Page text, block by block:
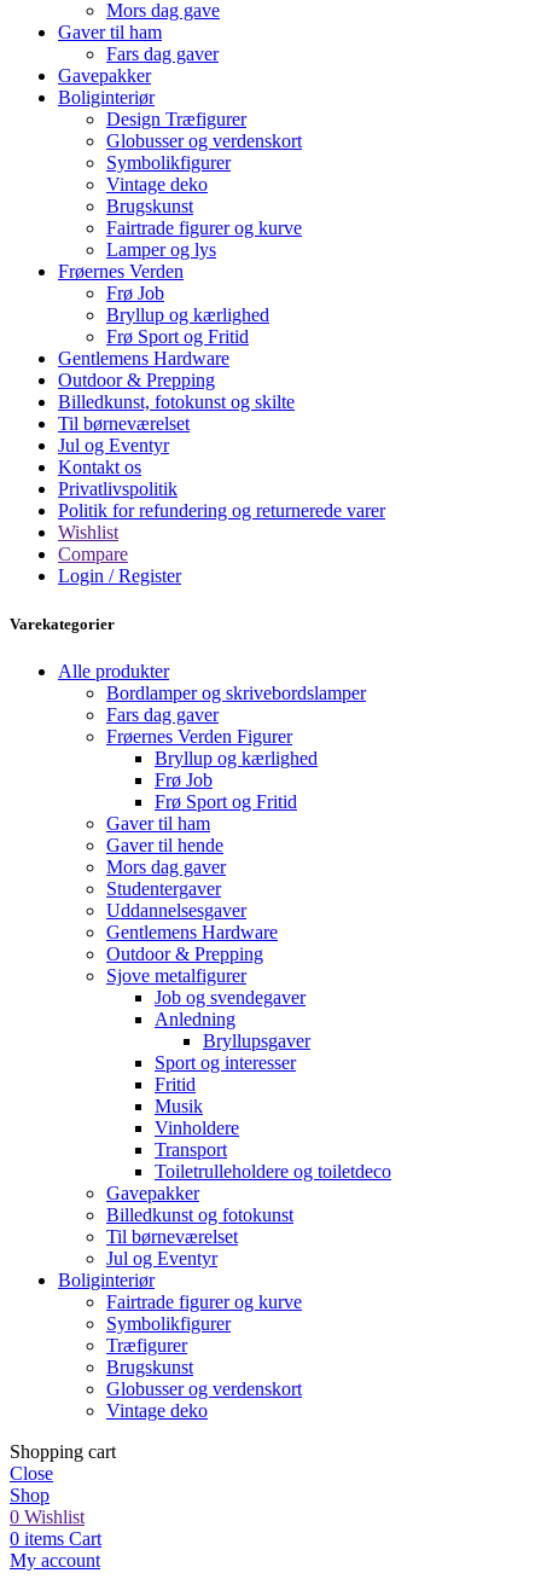
Mors dag gave
Gaver til ham
Fars dag gaver
Gavepakker
Boliginteriør
Design Træfigurer
Globusser og verdenskort
Symbolikfigurer
Vintage deko
Brugskunst
Fairtrade figurer og kurve
Lamper og lys
Frøernes Verden
Frø Job
Bryllup og kærlighed
Frø Sport og Fritid
Gentlemens Hardware
Outdoor & Prepping
Billedkunst, fotokunst og skilte
Til børneværelset
Jul og Eventyr
Kontakt os
Privatlivspolitik
Politik for refundering og returnerede varer
Wishlist
Compare
Login / Register
Varekategorier
Alle produkter
Bordlamper og skrivebordslamper
Fars dag gaver
Frøernes Verden Figurer
Bryllup og kærlighed
Frø Job
Frø Sport og Fritid
Gaver til ham
Gaver til hende
Mors dag gaver
Studentergaver
Uddannelsesgaver
Gentlemens Hardware
Outdoor & Prepping
Sjove metalfigurer
Job og svendegaver
Anledning
Bryllupsgaver
Sport og interesser
Fritid
Musik
Vinholdere
Transport
Toiletrulleholdere og toiletdeco
Gavepakker
Billedkunst og fotokunst
Til børneværelset
Jul og Eventyr
Boliginteriør
Fairtrade figurer og kurve
Symbolikfigurer
Træfigurer
Brugskunst
Globusser og verdenskort
Vintage deko
Shopping cart
Close
Shop
0 Wishlist
0 items Cart
My account